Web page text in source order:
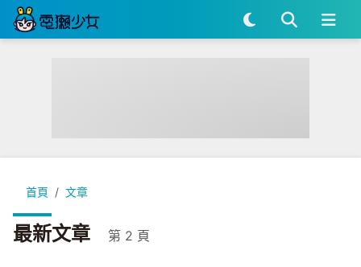
首頁 文章
最新文章 第 2 頁